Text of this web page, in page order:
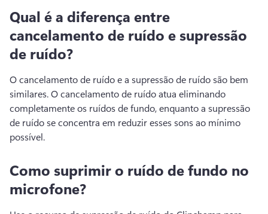
Qual é a diferença entre
cancelamento de ruído e supressão
de ruído?
O cancelamento de ruído e a supressão de ruído são bem
similares. O cancelamento de ruído atua eliminando
completamente os ruídos de fundo, enquanto a supressão
de ruído se concentra em reduzir esses sons ao mínimo
possível.
Como suprimir o ruído de fundo no
microfone?